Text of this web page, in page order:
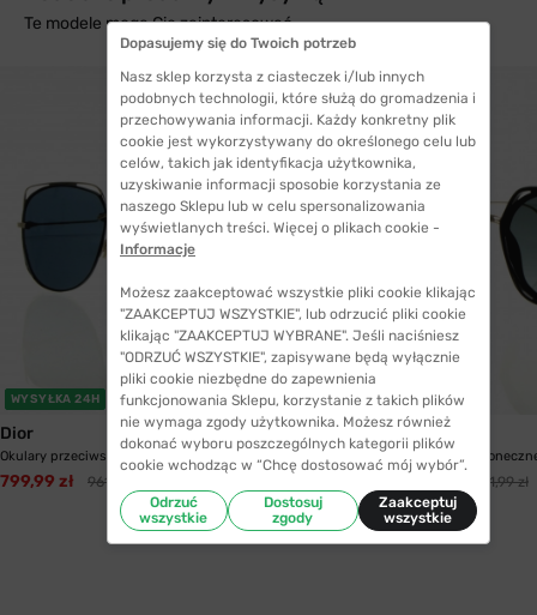
Te modele mogą Cię zainteresować
WYSYŁKA 24H
Dior
Okulary przeciwsłoneczne Dior Stellaire6 J5G
799,99 zł 961,99 zł
WYSYŁKA 24H
Dior
Okulary
1021,99 zł
Dopasujemy się do Twoich potrzeb
Nasz sklep korzysta z ciasteczek i/lub innych
podobnych technologii, które służą do gromadzenia i
przechowywania informacji. Każdy konkretny plik
cookie jest wykorzystywany do określonego celu lub
celów, takich jak identyfikacja użytkownika,
uzyskiwanie informacji sposobie korzystania ze
naszego Sklepu lub w celu spersonalizowania
wyświetlanych treści. Więcej o plikach cookie -
Informacje
Możesz zaakceptować wszystkie pliki cookie klikając
"ZAAKCEPTUJ WSZYSTKIE", lub odrzucić pliki cookie
klikając "ZAAKCEPTUJ WYBRANE". Jeśli naciśniesz
"ODRZUĆ WSZYSTKIE", zapisywane będą wyłącznie
pliki cookie niezbędne do zapewnienia
funkcjonowania Sklepu, korzystanie z takich plików
nie wymaga zgody użytkownika. Możesz również
dokonać wyboru poszczególnych kategorii plików
cookie wchodząc w “Chcę dostosować mój wybór”.
Odrzuć
wszystkie
Dostosuj
zgody
Zaakceptuj
wszystkie